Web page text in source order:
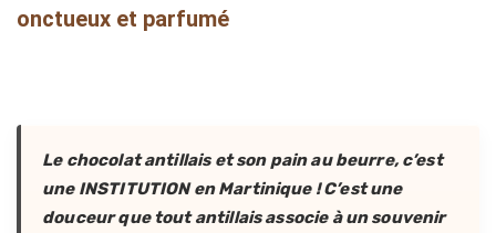
onctueux et parfumé
Le chocolat antillais et son pain au beurre, c’est
une INSTITUTION en Martinique ! C’est une
douceur que tout antillais associe à un souvenir